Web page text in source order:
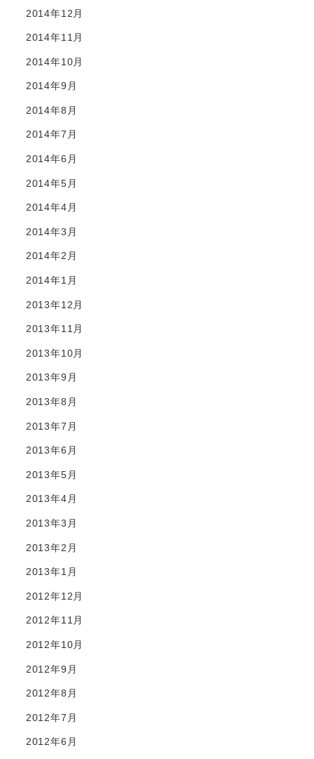
2014年12月
2014年11月
2014年10月
2014年9月
2014年8月
2014年7月
2014年6月
2014年5月
2014年4月
2014年3月
2014年2月
2014年1月
2013年12月
2013年11月
2013年10月
2013年9月
2013年8月
2013年7月
2013年6月
2013年5月
2013年4月
2013年3月
2013年2月
2013年1月
2012年12月
2012年11月
2012年10月
2012年9月
2012年8月
2012年7月
2012年6月